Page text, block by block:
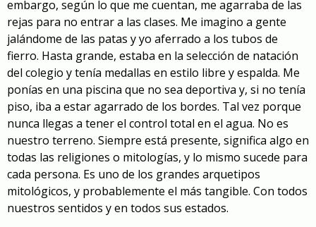
embargo, según lo que me cuentan, me agarraba de las
rejas para no entrar a las clases. Me imagino a gente
jalándome de las patas y yo aferrado a los tubos de
fierro. Hasta grande, estaba en la selección de natación
del colegio y tenía medallas en estilo libre y espalda. Me
ponías en una piscina que no sea deportiva y, si no tenía
piso, iba a estar agarrado de los bordes. Tal vez porque
nunca llegas a tener el control total en el agua. No es
nuestro terreno. Siempre está presente, significa algo en
todas las religiones o mitologías, y lo mismo sucede para
cada persona. Es uno de los grandes arquetipos
mitológicos, y probablemente el más tangible. Con todos
nuestros sentidos y en todos sus estados.